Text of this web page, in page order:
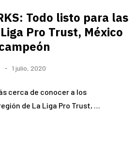
Todo listo para las
Pro Trust, México
1 julio, 2020
cerca de conocer a los
de La Liga Pro Trust, …